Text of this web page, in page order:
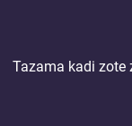
Tazama kadi zote